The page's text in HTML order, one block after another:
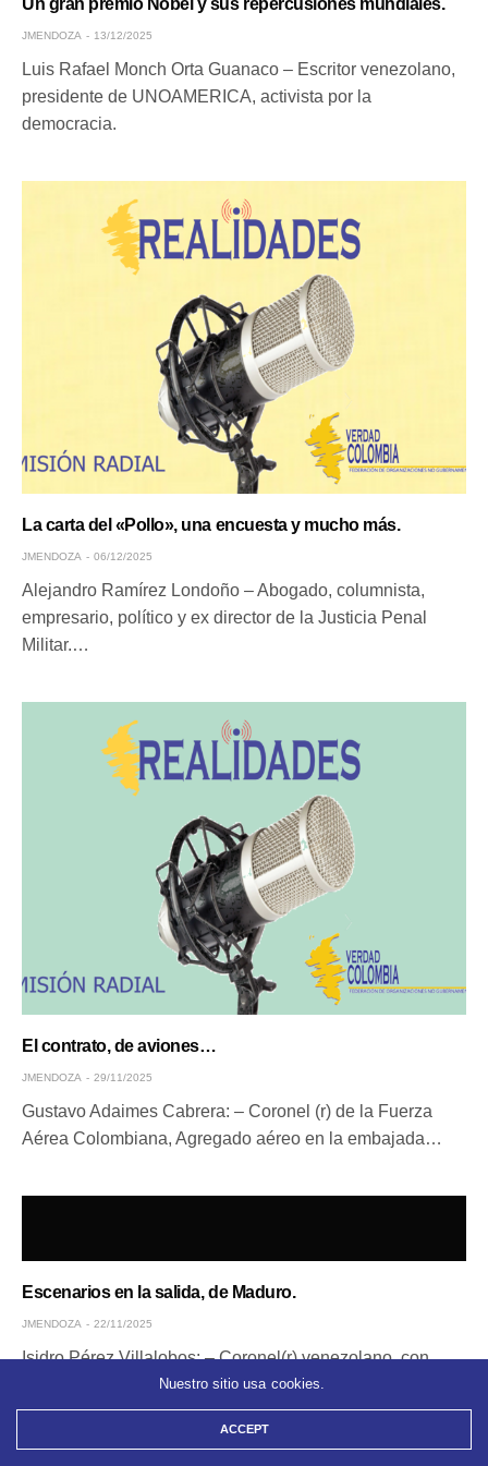
Un gran premio Nobel y sus repercusiones mundiales.
JMENDOZA 13/12/2025
Luis Rafael Monch Orta Guanaco – Escritor venezolano,
presidente de UNOAMERICA, activista por la
democracia.
La carta del «Pollo», una encuesta y mucho más.
JMENDOZA 06/12/2025
Alejandro Ramírez Londoño – Abogado, columnista,
empresario, político y ex director de la Justicia Penal
Militar.…
El contrato, de aviones…
JMENDOZA 29/11/2025
Gustavo Adaimes Cabrera: – Coronel (r) de la Fuerza
Aérea Colombiana, Agregado aéreo en la embajada…
Escenarios en la salida, de Maduro.
JMENDOZA 22/11/2025
Isidro Pérez Villalobos: – Coronel(r) venezolano, con
Maestrías en Seguridad y Defensa Nacional, Geógrafo
especializado en…
Nuestro sitio usa cookies.
ACCEPT